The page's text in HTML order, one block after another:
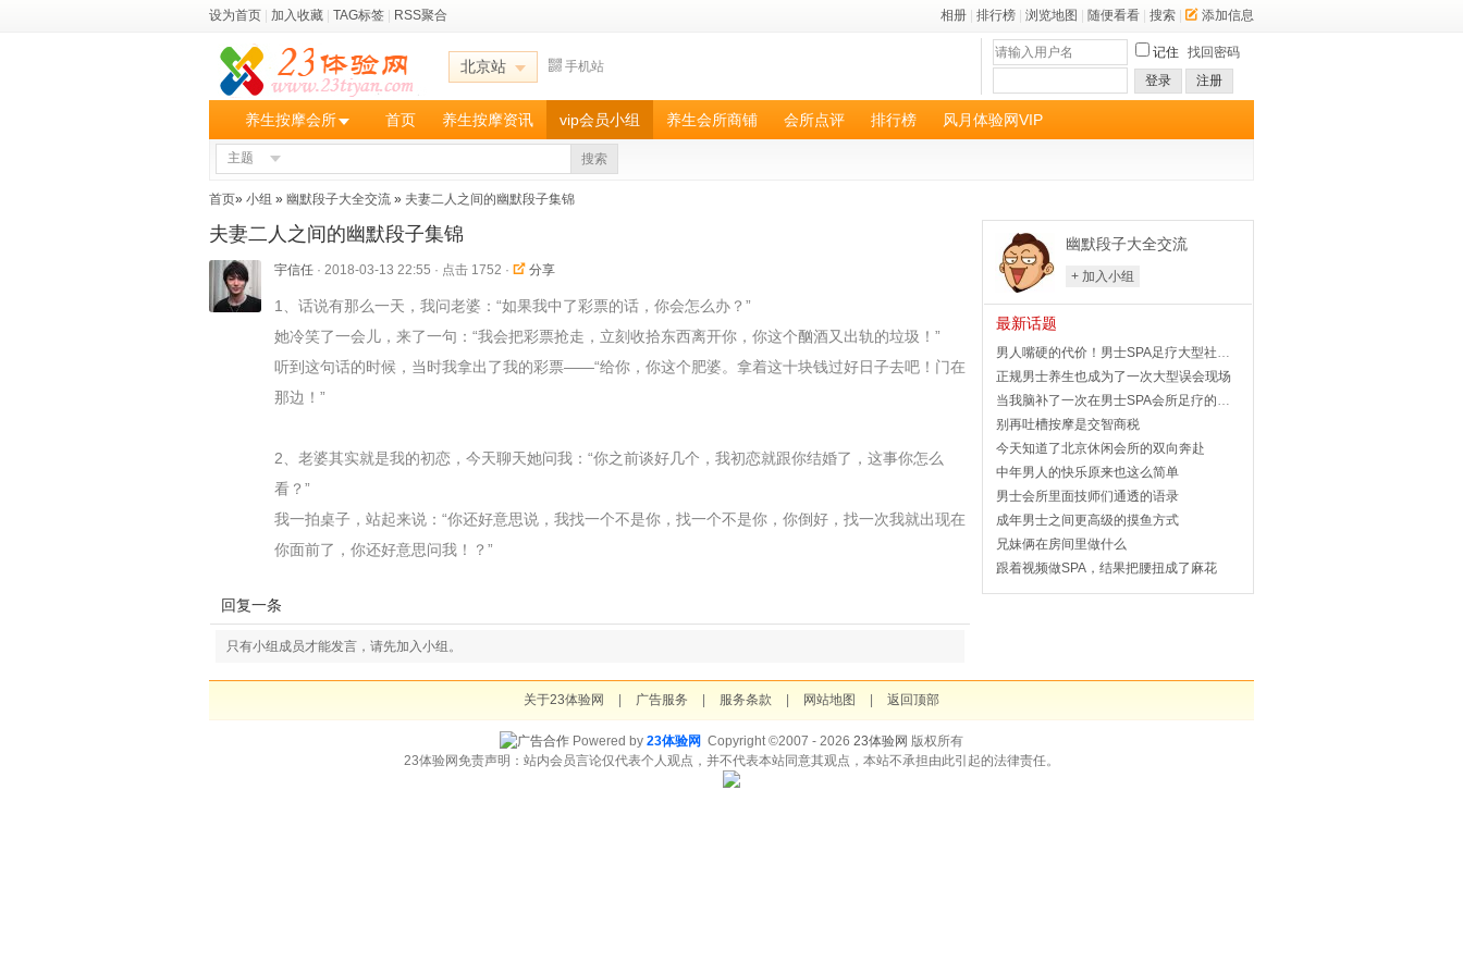
设为首页 加入收藏 TAG标签 RSS聚合 相册 排行榜 浏览地图 随便看看 搜索 添加信息
北京站 手机站
记住 找回密码
登录
注册
养生按摩会所 首页 养生按摩资讯 vip会员小组 养生会所商铺 会所点评 排行榜 风月体验网VIP
主题 搜索
首页» 小组 » 幽默段子大全交流 » 夫妻二人之间的幽默段子集锦
夫妻二人之间的幽默段子集锦
宇信任 · 2018-03-13 22:55 · 点击 1752 · 分享
1、话说有那么一天，我问老婆：“如果我中了彩票的话，你会怎么办？”
她冷笑了一会儿，来了一句：“我会把彩票抢走，立刻收拾东西离开你，你这个酗酒又出轨的垃圾！”
听到这句话的时候，当时我拿出了我的彩票——“给你，你这个肥婆。拿着这十块钱过好日子去吧！门在
那边！”
2、老婆其实就是我的初恋，今天聊天她问我：“你之前谈好几个，我初恋就跟你结婚了，这事你怎么
看？”
我一拍桌子，站起来说：“你还好意思说，我找一个不是你，找一个不是你，你倒好，找一次我就出现在
你面前了，你还好意思问我！？”
回复一条
只有小组成员才能发言，请先加入小组。
幽默段子大全交流
+ 加入小组
最新话题
男人嘴硬的代价！男士SPA足疗大型社死名场面
正规男士养生也成为了一次大型误会现场
当我脑补了一次在男士SPA会所足疗的体验差距
别再吐槽按摩是交智商税
今天知道了北京休闲会所的双向奔赴
中年男人的快乐原来也这么简单
男士会所里面技师们通透的语录
成年男士之间更高级的摸鱼方式
兄妹俩在房间里做什么
跟着视频做SPA，结果把腰扭成了麻花
关于23体验网 广告服务 服务条款 网站地图 返回顶部
Powered by 23体验网 Copyright ©2007 - 2026 23体验网 版权所有
23体验网免责声明：站内会员言论仅代表个人观点，并不代表本站同意其观点，本站不承担由此引起的法律责任。